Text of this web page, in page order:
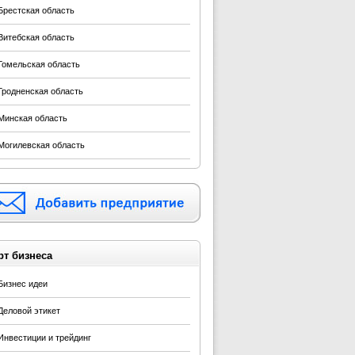
область
область
область
область
область
область
бизнеса
идеи
этикет
и трейдинг